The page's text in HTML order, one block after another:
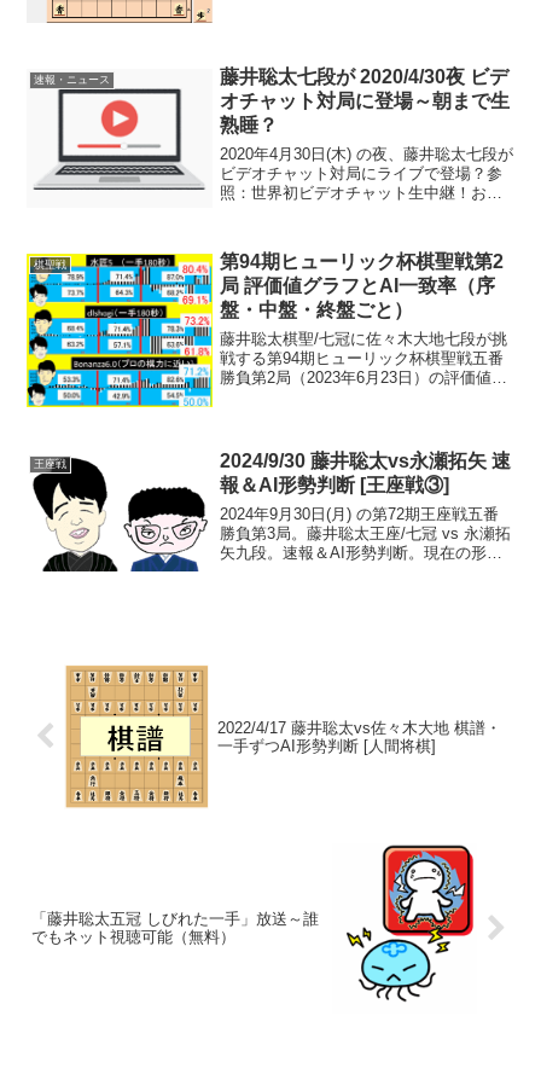
か？動画で見る>>第...
速報・ニュース
藤井聡太七段が 2020/4/30夜 ビデ
オチャット対局に登場～朝まで生
熟睡？
2020年4月30日(木) の夜、藤井聡太七段が
ビデオチャット対局にライブで登場？参
照：世界初ビデオチャット生中継！おう
らいが、多分、こういうことだろう。放
送日時...
棋聖戦
第94期ヒューリック杯棋聖戦第2
局 評価値グラフとAI一致率（序
盤・中盤・終盤ごと）
藤井聡太棋聖/七冠に佐々木大地七段が挑
戦する第94期ヒューリック杯棋聖戦五番
勝負第2局（2023年6月23日）の評価値グ
王座戦
2024/9/30 藤井聡太vs永瀬拓矢 速
報＆AI形勢判断 [王座戦③]
2024年9月30日(月) の第72期王座戦五番
勝負第3局。藤井聡太王座/七冠 vs 永瀬拓
矢九段。速報＆AI形勢判断。現在の形勢
2022/4/17 藤井聡太vs佐々木大地 棋譜・
一手ずつAI形勢判断 [人間将棋]
「藤井聡太五冠 しびれた一手」放送～誰
でもネット視聴可能（無料）